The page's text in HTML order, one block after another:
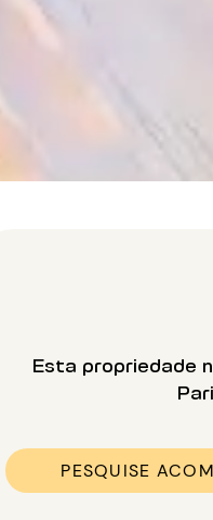
Esta propriedade
PESQUISE